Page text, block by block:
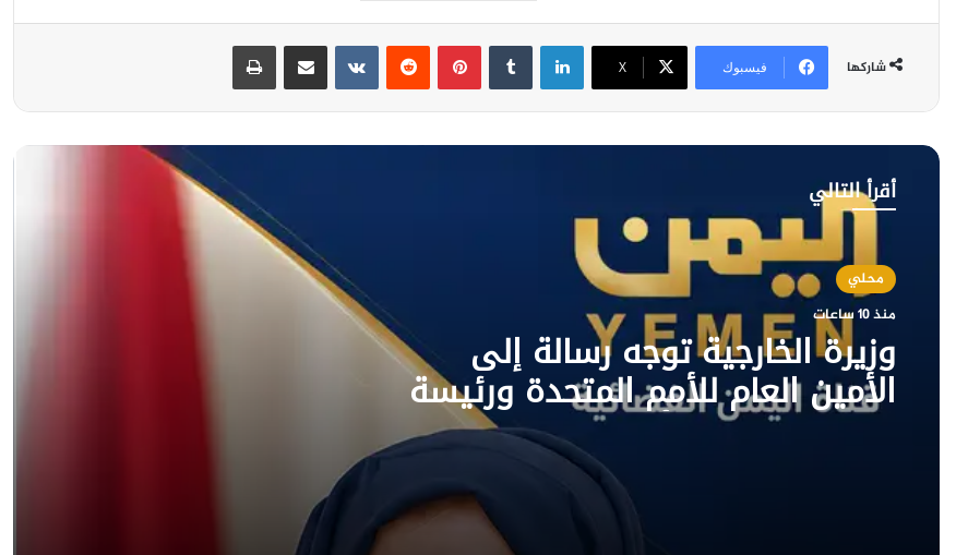
شاركها فيسبوك ‫X
لينكدإن بينتيريست مشاركة عبر البريد طباعة
أقرأ التالي
محلي
منذ 10 ساعات
وزيرة الخارجية توجه رسالة إلى
الأمين العام للأمم المتحدة ورئيسة
مجلس الأمن بشأن التصعيد الحوثي
وتدعو إلى موقف حازم ودعم
للأمم المتحدة ورئيسة مجلس الأمن بشأن
التصعيد الحوثي وتدعو إلى موقف حازم ودعم
مجلس الأمن يجدد التزامه بسيادة اليمن
واستقلاله ووحدته وسلامة أراضيه
السفير السعدي يبحث مع رئيسة مجلس الأمن
التصعيد الحوثي ويدعو إلى موقف دولي أكثر
مسام يتلف كميات من الألغام ومخلفات الحرب
في مأرب